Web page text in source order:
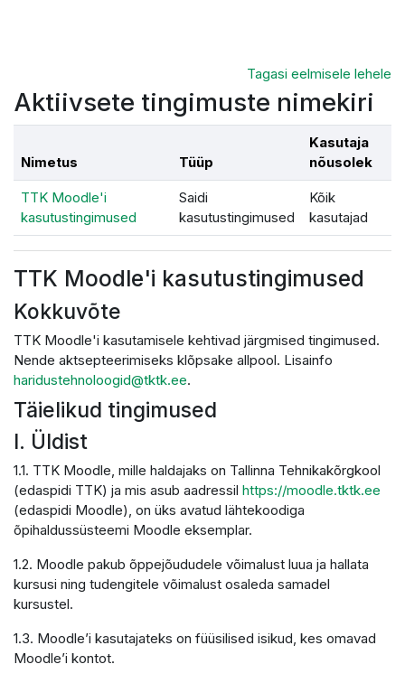
Tagasi eelmisele lehele
Aktiivsete tingimuste nimekiri
Nimetus Tüüp
Kasutaja
nõusolek
TTK Moodle'i
kasutustingimused
Saidi
kasutustingimused
Kõik
kasutajad
TTK Moodle'i kasutustingimused
Kokkuvõte
TTK Moodle'i kasutamisele kehtivad järgmised tingimused.
Nende aktsepteerimiseks klõpsake allpool. Lisainfo
haridustehnoloogid@tktk.ee.
Täielikud tingimused
I. Üldist
1.1. TTK Moodle, mille haldajaks on Tallinna Tehnikakõrgkool
(edaspidi TTK) ja mis asub aadressil https://moodle.tktk.ee
(edaspidi Moodle), on üks avatud lähtekoodiga
õpihaldussüsteemi Moodle eksemplar.
1.2. Moodle pakub õppejõududele võimalust luua ja hallata
kursusi ning tudengitele võimalust osaleda samadel
kursustel.
1.3. Moodle’i kasutajateks on füüsilised isikud, kes omavad
Moodle’i kontot.